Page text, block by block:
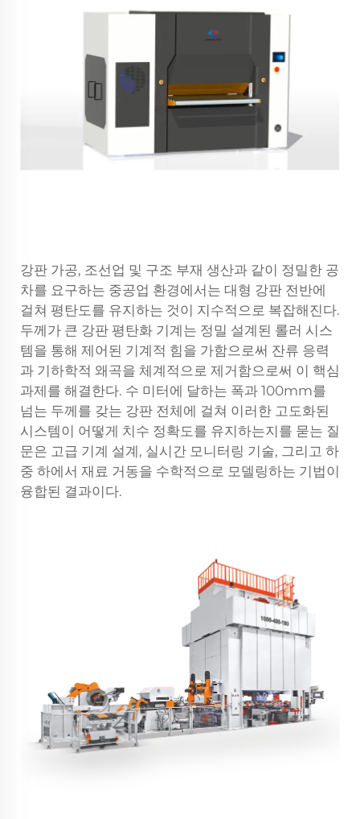
강판 가공, 조선업 및 구조 부재 생산과 같이 정밀한 공
차를 요구하는 중공업 환경에서는 대형 강판 전반에
걸쳐 평탄도를 유지하는 것이 지수적으로 복잡해진다.
두께가 큰 강판 평탄화 기계는 정밀 설계된 롤러 시스
템을 통해 제어된 기계적 힘을 가함으로써 잔류 응력
과 기하학적 왜곡을 체계적으로 제거함으로써 이 핵심
과제를 해결한다. 수 미터에 달하는 폭과 100mm를
넘는 두께를 갖는 강판 전체에 걸쳐 이러한 고도화된
시스템이 어떻게 치수 정확도를 유지하는지를 묻는 질
문은 고급 기계 설계, 실시간 모니터링 기술, 그리고 하
중 하에서 재료 거동을 수학적으로 모델링하는 기법이
융합된 결과이다.